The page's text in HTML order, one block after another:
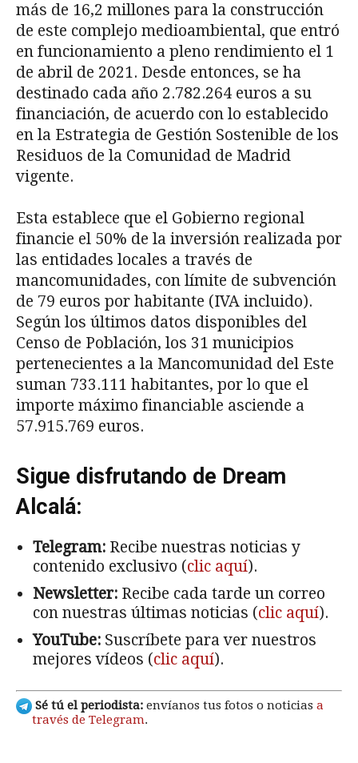
más de 16,2 millones para la construcción
de este complejo medioambiental, que entró
en funcionamiento a pleno rendimiento el 1
de abril de 2021. Desde entonces, se ha
destinado cada año 2.782.264 euros a su
financiación, de acuerdo con lo establecido
en la Estrategia de Gestión Sostenible de los
Residuos de la Comunidad de Madrid
vigente.
Esta establece que el Gobierno regional
financie el 50% de la inversión realizada por
las entidades locales a través de
mancomunidades, con límite de subvención
de 79 euros por habitante (IVA incluido).
Según los últimos datos disponibles del
Censo de Población, los 31 municipios
pertenecientes a la Mancomunidad del Este
suman 733.111 habitantes, por lo que el
importe máximo financiable asciende a
57.915.769 euros.
Sigue disfrutando de Dream
Alcalá:
Telegram: Recibe nuestras noticias y
contenido exclusivo (clic aquí).
Newsletter: Recibe cada tarde un correo
con nuestras últimas noticias (clic aquí).
YouTube: Suscríbete para ver nuestros
mejores vídeos (clic aquí).
Sé tú el periodista: envíanos tus fotos o noticias a
través de Telegram.